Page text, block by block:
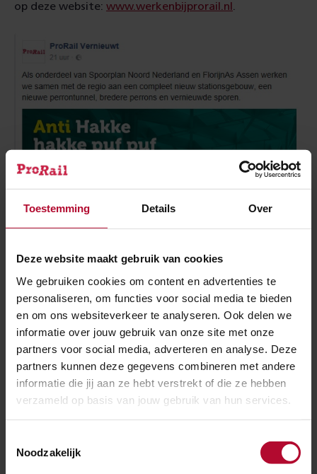
Toestemming Details Over
Deze website maakt gebruik van cookies
We gebruiken cookies om content en advertenties te
personaliseren, om functies voor social media te bieden
en om ons websiteverkeer te analyseren. Ook delen we
informatie over jouw gebruik van onze site met onze
partners voor social media, adverteren en analyse. Deze
partners kunnen deze gegevens combineren met andere
informatie die jij aan ze hebt verstrekt of die ze hebben
verzameld op basis van jouw gebruik van hun services.
Noodzakelijk
op deze website: www.werkenbijprorail.nl
Campagne ProRail
ProRail Vernieuwt
Dag en nacht werken we hard aan beter en meer